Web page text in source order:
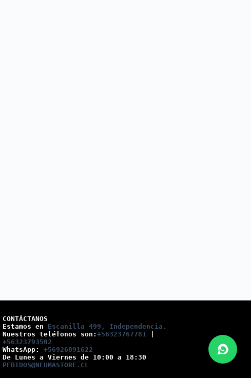
CONTÁCTANOS
Estamos en Escanilla 499, Independencia.
Nuestros teléfonos son: +56323767781
+56323793502
WhatsApp: +56926891622
De Lunes a Viernes de 10:00 a 18:30
PEDIDOS@NEUMASTORE.CL